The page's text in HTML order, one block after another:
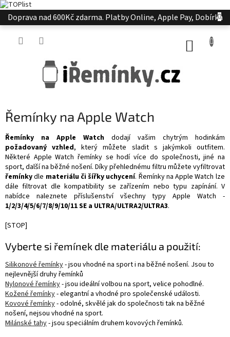
Přejít
na
Doprava nad 600Kč zdarma. Platby Online, Apple Pay, Dobírka
Řemínky na Apple Watch
Řemínky na Apple Watch dodají vašim chytrým hodinkám
požadovaný vzhled, který můžete sladit s jakýmkoli outfitem.
Některé Apple Watch řemínky se hodí více do společnosti, jiné na
sport, další na běžné nošení. Díky přehlednému filtru můžete vyfiltrovat
řemínkydle materiálu čišířky uchycení. Řemínky na Apple Watch lze
dále filtrovat dle kompatibility se zařízením nebo typu zapínání. V
nabídce naleznete příslušenství všechny typy Apple Watch -
1/2/3/4/5/6/7/8/9/10/11 SE a ULTRA/ULTRA2/ULTRA3.
[STOP]
Vyberte si řemínek dle materiálu a použití:
Silikonové řemínky- jsou vhodné na sport i na běžné nošení. Jsou to
nejlevnější druhy řemínků
Nylonové řemínky- jsou ideální volbou na sport, velice pohodlné.
Kožené řemínky- elegantní a vhodné pro společenské události.
Kovové řemínky- odolné, skvělé jak do společnosti tak na běžné
nošení, nejsou vhodné na sport.
Milánské tahy- jsou speciálním druhem kovových řemínků.